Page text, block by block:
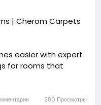
| Cherom Carpets
easier with expert
for rooms that
and décor style.
craftsmanship,
designed wool
280 Просмотры